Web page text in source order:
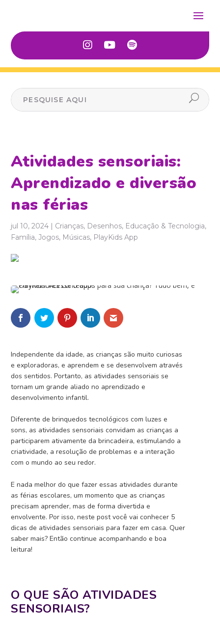
Atividades sensoriais:
Aprendizado e diversão
nas férias
jul 10, 2024 | Crianças, Desenhos, Educação & Tecnologia,
Família,Jogos, Músicas, PlayKids App
Independente da idade, as crianças são muito curiosas
e exploradoras, e aprendem e se desenvolvem através
dos sentidos. Portanto, as atividades sensoriais se
tornam um grande aliado no aprendizado e
desenvolvimento infantil.
Diferente de brinquedos tecnológicos com luzes e
sons, as atividades sensoriais convidam as crianças a
participarem ativamente da brincadeira, estimulando a
criatividade, a resolução de problemas e a interação
com o mundo ao seu redor.
E nada melhor do que fazer essas atividades durante
as férias escolares, um momento que as crianças
precisam aprender, mas de forma divertida e
envolvente. Por isso, neste post você vai conhecer 5
dicas de atividades sensoriais para fazer em casa. Quer
saber mais? Então continue acompanhando e boa
leitura!
O QUE SÃO ATIVIDADES
SENSORIAIS?